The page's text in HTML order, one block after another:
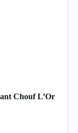
Chouf L’Or